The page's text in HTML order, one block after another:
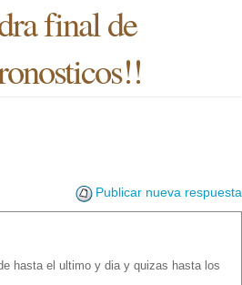
final de
Publicar nueva respuesta
hasta el ultimo y dia y quizas hasta los